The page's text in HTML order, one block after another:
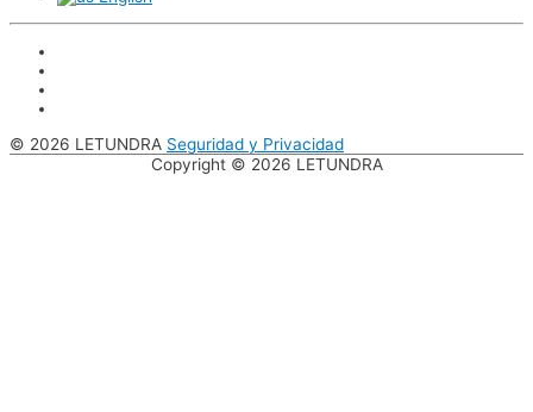
© 2026 LETUNDRA Seguridad y Privacidad
Copyright © 2026 LETUNDRA